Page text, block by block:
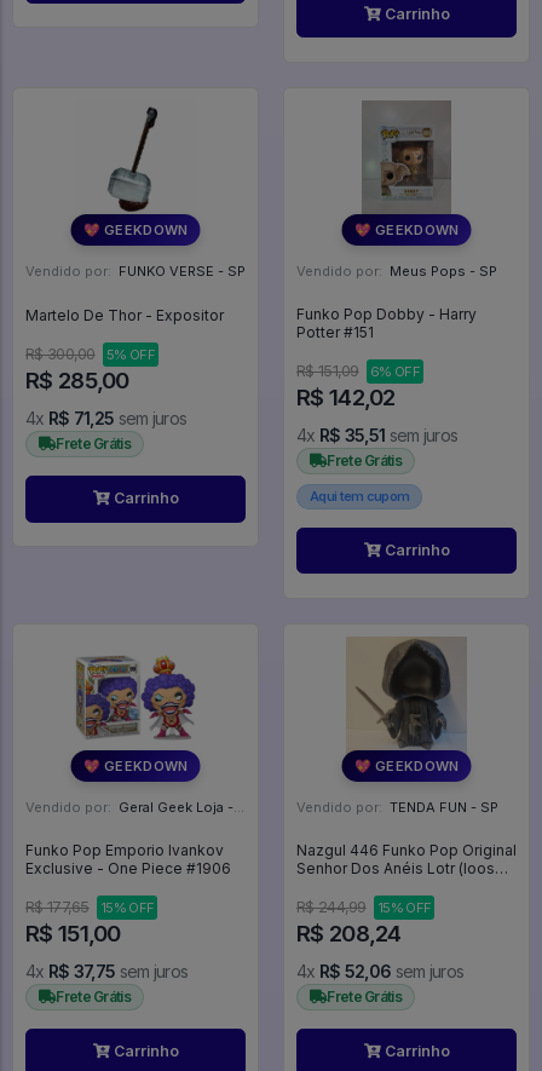
Carrinho
💖 GEEKDOWN
Vendido por: FUNKO VERSE - SP
Martelo De Thor - Expositor
R$ 300,00 5% OFF
R$ 285,00
4x R$ 71,25 sem juros
Frete Grátis
Carrinho
💖 GEEKDOWN
Vendido por: Meus Pops - SP
Funko Pop Dobby - Harry
Potter #151
R$ 151,09 6% OFF
R$ 142,02
4x R$ 35,51 sem juros
Frete Grátis
Aqui tem cupom
Carrinho
💖 GEEKDOWN
Vendido por: Geral Geek Loja - SP
Funko Pop Emporio Ivankov
Exclusive - One Piece #1906
R$ 177,65 15% OFF
R$ 151,00
4x R$ 37,75 sem juros
Frete Grátis
Carrinho
💖 GEEKDOWN
Vendido por: TENDA FUN - SP
Nazgul 446 Funko Pop Original
Senhor Dos Anéis Lotr (loose)
#446 - Funko Pop - #446 -
FUNKO POP #446
R$ 244,99 15% OFF
R$ 208,24
4x R$ 52,06 sem juros
Frete Grátis
Carrinho